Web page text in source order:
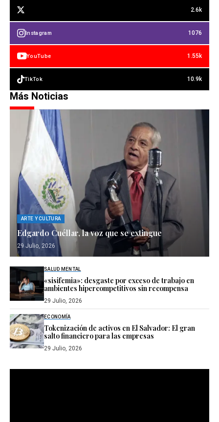
2.6k
Instagram 1076
YouTube 1.55k
TikTok 10.9k
Más Noticias
ARTE Y CULTURA
Edgardo Cuéllar, la voz que se extingue
29 Julio, 2026
SALUD MENTAL
«sisifemia»: desgaste por exceso de trabajo en
ambientes hipercompetitivos sin recompensa
29 Julio, 2026
ECONOMÍA
Tokenización de activos en El Salvador: El gran
salto financiero para las empresas
29 Julio, 2026